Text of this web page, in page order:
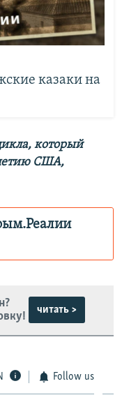
казаки на
который
летию США,
сайта:
Instagram
читать >
Follow us